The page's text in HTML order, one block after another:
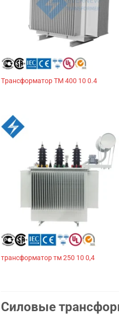
Tрансформатор TM 400 10 0.4
трансформатор тм 250 10 0,4
Силовые